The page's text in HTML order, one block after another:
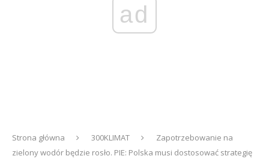
ad
Strona główna 300KLIMAT
Zapotrzebowanie na
zielony wodór będzie rosło. PIE: Polska musi dostosować strategię